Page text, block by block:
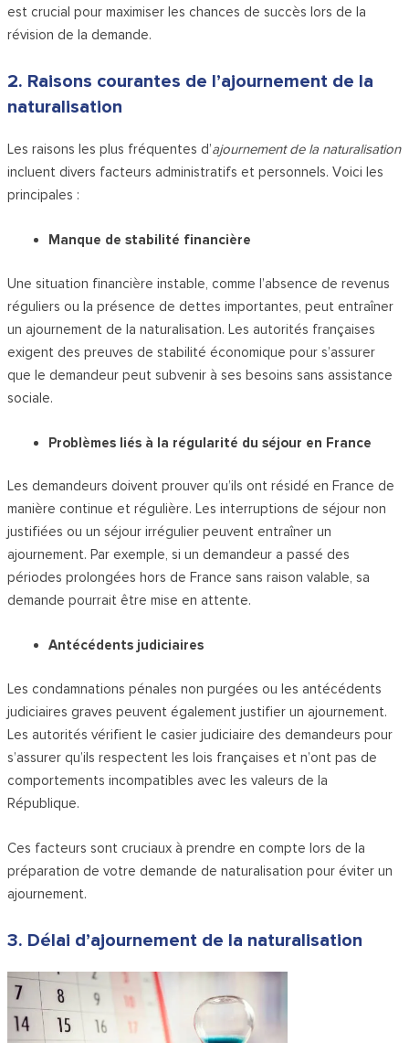
est crucial pour maximiser les chances de succès lors de la
révision de la demande.
2. Raisons courantes de l’ajournement de la
naturalisation
Les raisons les plus fréquentes d’ajournement de la naturalisation
incluent divers facteurs administratifs et personnels. Voici les
principales :
Manque de stabilité financière
Une situation financière instable, comme l’absence de revenus
réguliers ou la présence de dettes importantes, peut entraîner
un ajournement de la naturalisation. Les autorités françaises
exigent des preuves de stabilité économique pour s’assurer
que le demandeur peut subvenir à ses besoins sans assistance
sociale.
Problèmes liés à la régularité du séjour en France
Les demandeurs doivent prouver qu’ils ont résidé en France de
manière continue et régulière. Les interruptions de séjour non
justifiées ou un séjour irrégulier peuvent entraîner un
ajournement. Par exemple, si un demandeur a passé des
périodes prolongées hors de France sans raison valable, sa
demande pourrait être mise en attente.
Antécédents judiciaires
Les condamnations pénales non purgées ou les antécédents
judiciaires graves peuvent également justifier un ajournement.
Les autorités vérifient le casier judiciaire des demandeurs pour
s’assurer qu’ils respectent les lois françaises et n’ont pas de
comportements incompatibles avec les valeurs de la
République.
Ces facteurs sont cruciaux à prendre en compte lors de la
préparation de votre demande de naturalisation pour éviter un
ajournement.
3. Délai d’ajournement de la naturalisation